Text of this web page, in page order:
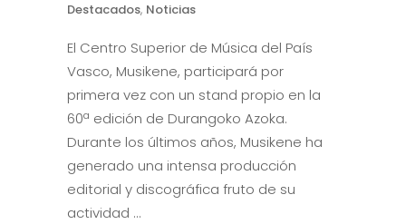
Destacados, Noticias
El Centro Superior de Música del País
Vasco, Musikene, participará por
primera vez con un stand propio en la
60ª edición de Durangoko Azoka.
Durante los últimos años, Musikene ha
generado una intensa producción
editorial y discográfica fruto de su
actividad